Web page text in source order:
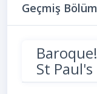
Geçmiş
St Paul's